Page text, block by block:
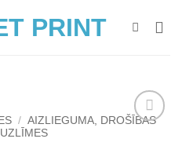
/ AIZLIEGUMA, DROŠĪBAS